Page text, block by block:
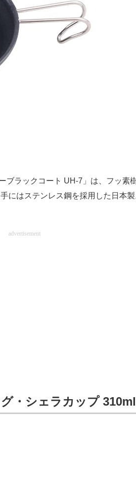
ラックコート UH-7」は、フッ素
にはステンレス鋼を採用した日本
advertisement
・シェラカップ